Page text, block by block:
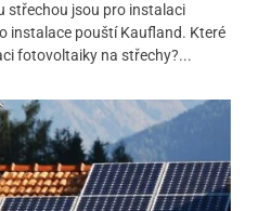
střechou jsou pro instalaci
instalace pouští Kaufland. Které
fotovoltaiky na střechy?...